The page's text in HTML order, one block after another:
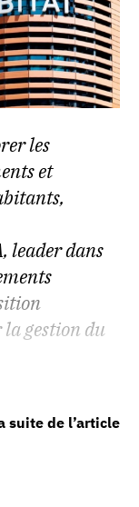
les
et
leader dans
gestion du
suite de l’article